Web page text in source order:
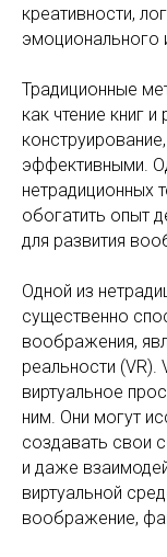
креативности,
эмоционального
Традиционные
как чтение книг
эффективными.
нетрадиционных
обогатить опыт
для развития
Одной из
существенно
воображения,
реальности (VR).
виртуальное
ним. Они могут
создавать свои
и даже
виртуальной
воображение,